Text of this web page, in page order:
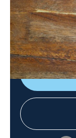
News,
2026
Un adelanto de
América, El